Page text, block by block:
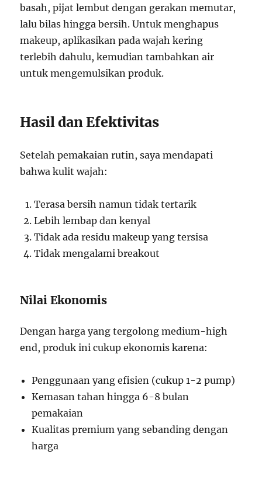
basah, pijat lembut dengan gerakan memutar,
lalu bilas hingga bersih. Untuk menghapus
makeup, aplikasikan pada wajah kering
terlebih dahulu, kemudian tambahkan air
untuk mengemulsikan produk.
Hasil dan Efektivitas
Setelah pemakaian rutin, saya mendapati
bahwa kulit wajah:
Terasa bersih namun tidak tertarik
Lebih lembap dan kenyal
Tidak ada residu makeup yang tersisa
Tidak mengalami breakout
Nilai Ekonomis
Dengan harga yang tergolong medium-high
end, produk ini cukup ekonomis karena:
Penggunaan yang efisien (cukup 1-2 pump)
Kemasan tahan hingga 6-8 bulan
pemakaian
Kualitas premium yang sebanding dengan
harga